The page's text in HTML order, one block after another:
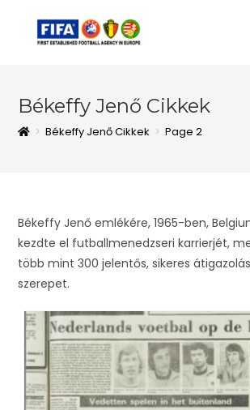
Békeffy Jenő Cikkek
> Békeffy Jenő Cikkek > Page 2
Békeffy Jenő emlékére, 1965-ben,
kezdte el futballmenedzseri karrierjét,
több mint 300 jelentős, sikeres
szerepet.